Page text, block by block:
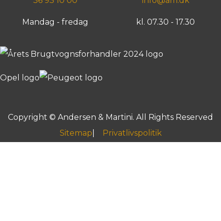
Mandag - fredag kl. 07.30 - 17.30
Copyright © Andersen & Martini. All Rights Reserved
Sitemap
Privatlivspolitik